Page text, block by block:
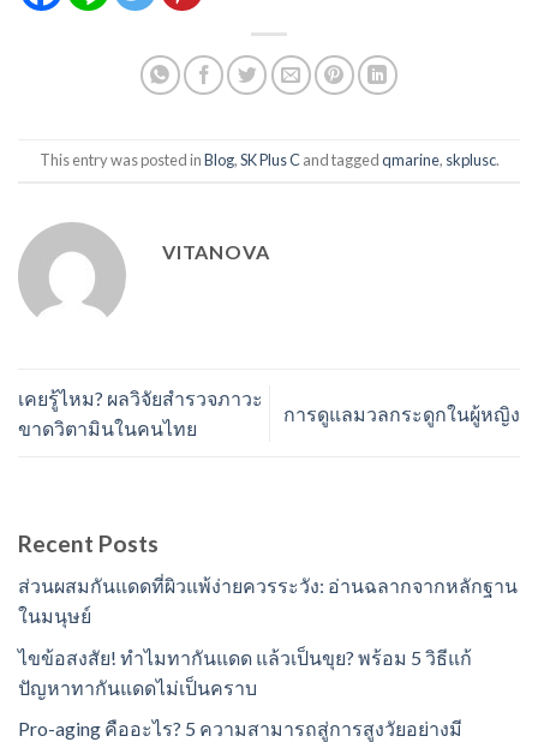
This entry was posted inBlog,SK Plus Cand taggedqmarine, skplusc.
VITANOVA
เคยรู้ไหม? ผลวิจัยสำรวจภาวะ
ขาดวิตามินในคนไทย
การดูแลมวลกระดูกในผู้หญิง
Recent Posts
ส่วนผสมกันแดดที่ผิวแพ้ง่ายควรระวัง: อ่านฉลากจากหลักฐาน
ในมนุษย์
ไขข้อสงสัย! ทำไมทากันแดด แล้วเป็นขุย? พร้อม 5 วิธีแก้
ปัญหาทากันแดดไม่เป็นคราบ
Pro-aging คืออะไร? 5 ความสามารถสู่การสูงวัยอย่างมี